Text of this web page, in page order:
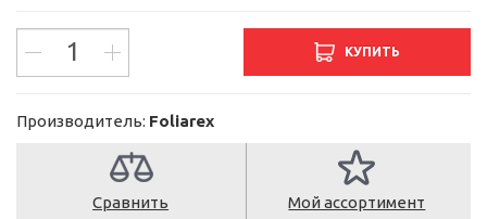
КУПИТЬ
Производитель: Foliarex
Сравнить Мой ассортимент